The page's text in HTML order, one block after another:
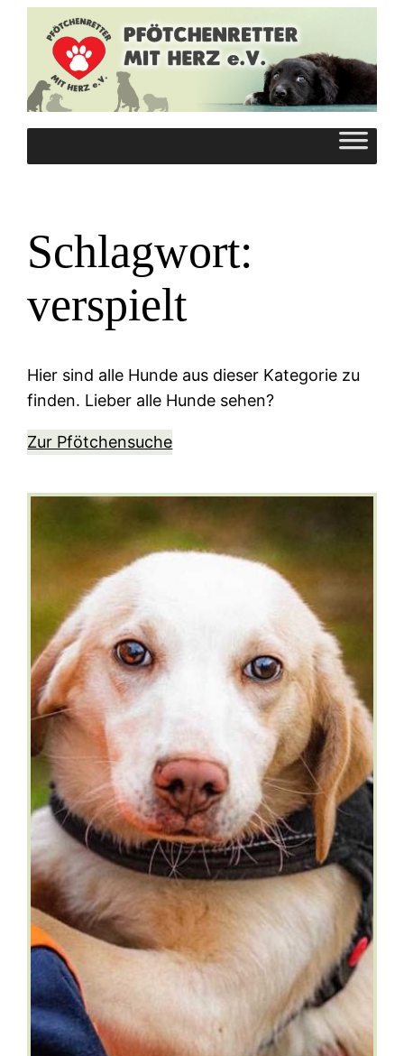
Inhalt
springen
Schlagwort:
verspielt
Hier sind alle Hunde aus dieser Kategorie zu
finden. Lieber alle Hunde sehen?
Zur Pfötchensuche